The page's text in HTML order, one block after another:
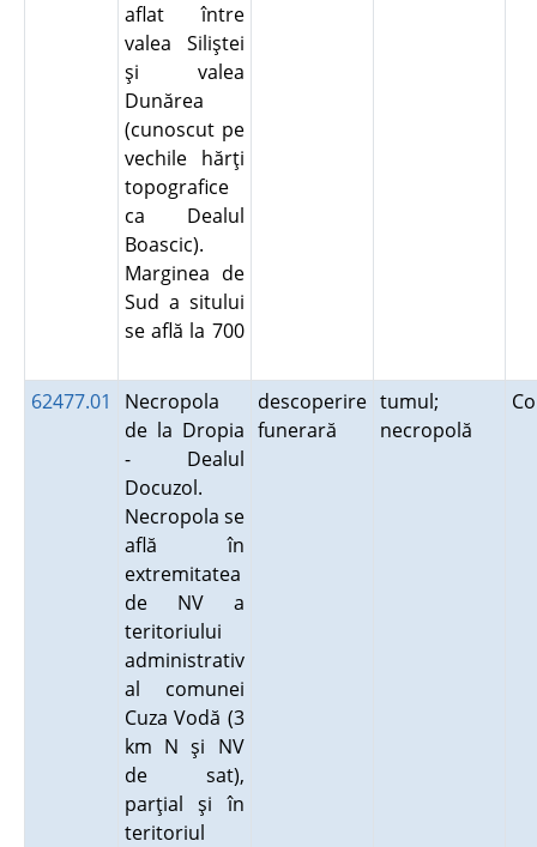
aflat între
valea Siliştei
şi valea
Dunărea
(cunoscut pe
vechile hărţi
topografice
ca Dealul
Boascic).
Marginea de
Sud a sitului
se află la 700
62477.01
Necropola
de la Dropia
- Dealul
Docuzol.
Necropola se
află în
extremitatea
de NV a
teritoriului
administrativ
al comunei
Cuza Vodă (3
km N şi NV
de sat),
parţial şi în
teritoriul
descoperire
funerară
tumul;
necropolă